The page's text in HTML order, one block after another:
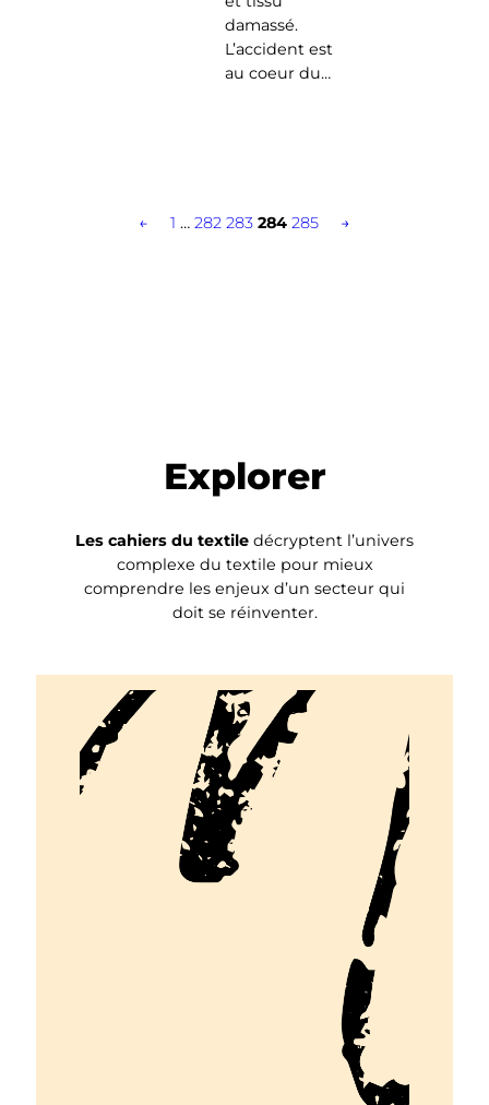
damassé.
L’accident est
au coeur du…
← 1 … 282 283 284 285 →
Explorer
Les cahiers du textile décryptent l’univers
complexe du textile pour mieux
comprendre les enjeux d’un secteur qui
doit se réinventer.